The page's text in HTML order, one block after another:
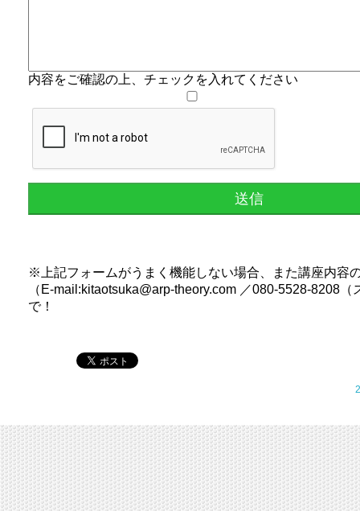
内容をご確認の上、チェックを入れてください
※上記フォームがうまく機能しない場合、また講座内容
（E-mail:kitaotsuka@arp-theory.com ／080-5528-8208（
で！